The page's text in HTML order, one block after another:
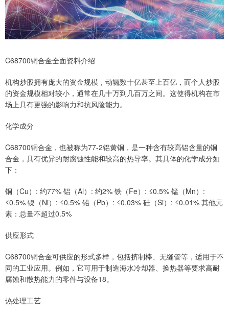
C68700铜合金全面资料介绍
机构炒股拥有庞大的资金规模，动辄数十亿甚至上百亿，而个人炒股
的资金规模相对较小，通常在几十万到几百万之间。这使得机构在市
场上具有更强的影响力和抗风险能力。
化学成分
C68700铜合金，也被称为77-2铝黄铜，是一种含有较高铝含量的铜
合金，具有优异的耐腐蚀性能和较高的热导率。其具体的化学成分如
下：
铜（Cu）: 约77% 铝（Al）: 约2% 铁（Fe）: ≤0.5% 锰（Mn）:
≤0.5% 镍（Ni）: ≤0.5% 铅（Pb）: ≤0.03% 硅（Si）: ≤0.01% 其他元
素：总量不超过0.5%
供应形式
C68700铜合金可供应的形式多样，包括挤制棒、无缝管等，适用于不
同的工业应用。例如，它可用于制造海水冷却器、换热器等要求高耐
腐蚀和散热能力的零件与设备18。
热处理工艺